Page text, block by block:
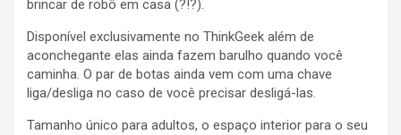
brincar de robô em casa (?!?).
Disponível exclusivamente no ThinkGeek além de
aconchegante elas ainda fazem barulho quando você
caminha. O par de botas ainda vem com uma chave
liga/desliga no caso de você precisar desligá-las.
Tamanho único para adultos, o espaço interior para o seu